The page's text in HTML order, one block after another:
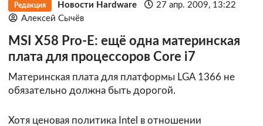
Редакция Новости Hardware
27 апр. 2009, 13:22
Алексей Сычёв
MSI X58 Pro-E: ещё одна материнская
плата для процессоров Core i7
Материнская плата для платформы LGA 1366 не
обязательно должна быть дорогой.
Хотя ценовая политика Intel в отношении